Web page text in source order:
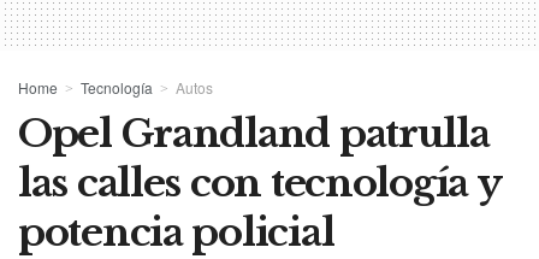
Home Tecnología Autos
Opel Grandland patrulla
las calles con tecnología y
potencia policial